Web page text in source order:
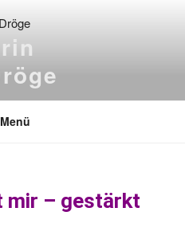
Menü
mir – gestärkt